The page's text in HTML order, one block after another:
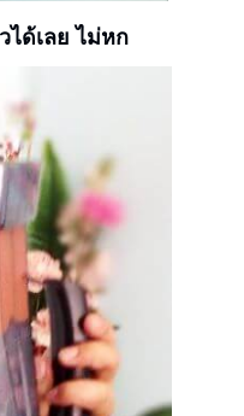
ได้เลย ไม่หก